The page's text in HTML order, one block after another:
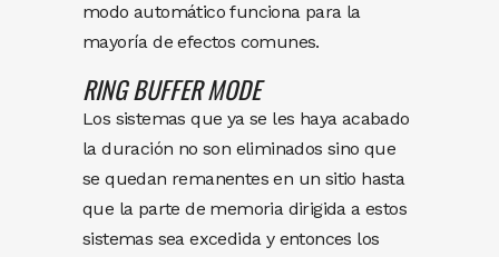
modo automático funciona para la
mayoría de efectos comunes.
RING BUFFER MODE
Los sistemas que ya se les haya acabado
la duración no son eliminados sino que
se quedan remanentes en un sitio hasta
que la parte de memoria dirigida a estos
sistemas sea excedida y entonces los